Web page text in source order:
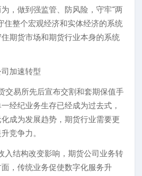
，做到强监管、防风险，守牢“两
住整个宏观经济和实体经济的系统
期货市场和期货行业本身的系统
加速转型
交易所先后宣布交割和套期保值手
经纪业务生存已经成为过去式，
成为发展趋势，期货行业需要更
竞争力。
入结构改变影响，期货公司业务转
，传统业务促使数字化服务升